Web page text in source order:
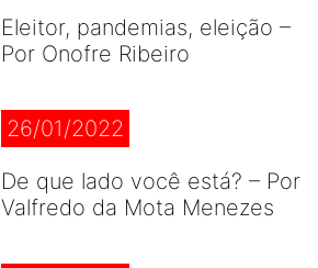
Eleitor, pandemias, eleição –
Por Onofre Ribeiro
26/01/2022
De que lado você está? – Por
Valfredo da Mota Menezes